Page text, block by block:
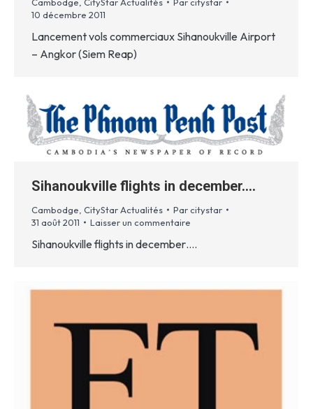
10 décembre 2011
Lancement vols commerciaux Sihanoukville Airport
– Angkor (Siem Reap)
Sihanoukville flights in december….
Cambodge CityStar Actualités Par citystar
31 août 2011
Laisser un commentaire
Sihanoukville flights in december….